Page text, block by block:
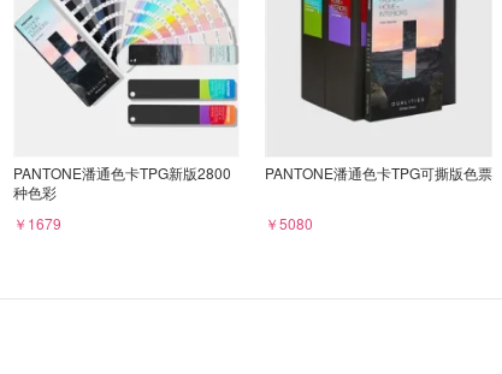
PANTONE潘通色卡TPG新版2800
种色彩
￥1679
PANTONE潘通色卡TPG可撕版色票
￥5080